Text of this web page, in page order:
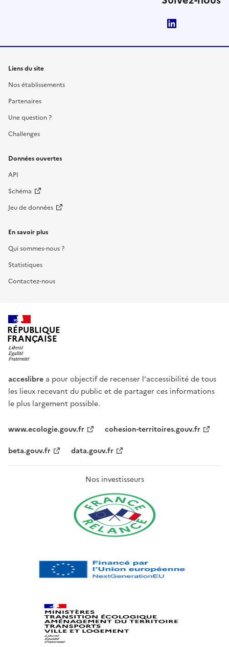
Liens du site
Nos établissements
Partenaires
Une question ?
Challenges
Données ouvertes
API
Schéma
Jeu de données
En savoir plus
Qui sommes-nous ?
Statistiques
Contactez-nous
RÉPUBLIQUE
FRANÇAISE
acceslibre a pour objectif de recenser l'accessibilité de tous
les lieux recevant du public et de partager ces informations
le plus largement possible.
www.ecologie.gouv.fr
cohesion-territoires.gouv.fr
beta.gouv.fr
data.gouv.fr
Nos investisseurs